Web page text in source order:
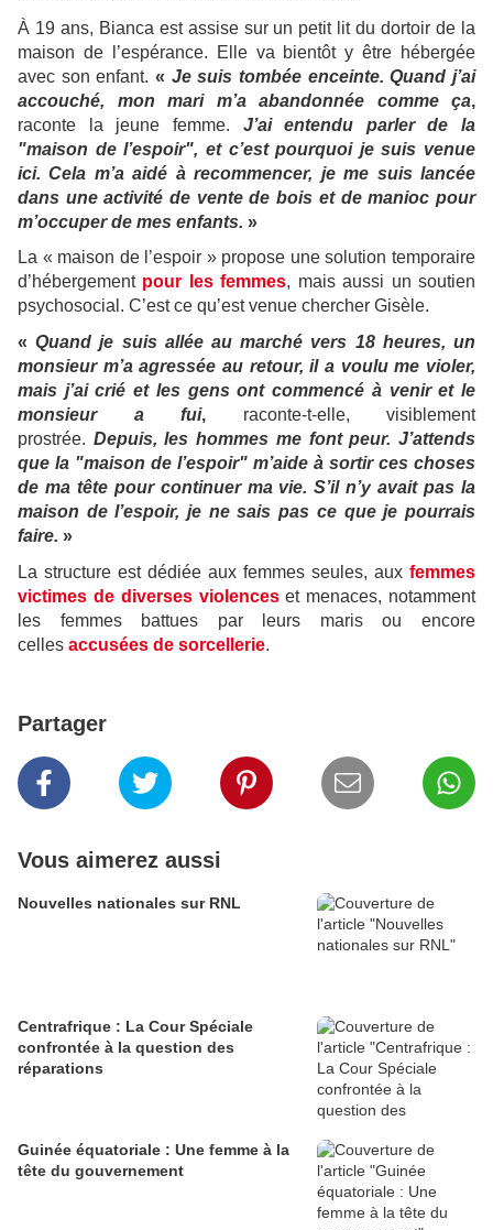
À 19 ans, Bianca est assise sur un petit lit du dortoir de la
maison de l’espérance. Elle va bientôt y être hébergée
avec son enfant. « Je suis tombée enceinte. Quand j’ai
accouché, mon mari m’a abandonnée comme ça,
raconte la jeune femme. J’ai entendu parler de la
"maison de l’espoir", et c’est pourquoi je suis venue
ici. Cela m’a aidé à recommencer, je me suis lancée
dans une activité de vente de bois et de manioc pour
m’occuper de mes enfants. »
La « maison de l’espoir » propose une solution temporaire
d’hébergement pour les femmes, mais aussi un soutien
psychosocial. C’est ce qu’est venue chercher Gisèle.
«Quand je suis allée au marché vers 18 heures, un
monsieur m’a agressée au retour, il a voulu me violer,
mais j’ai crié et les gens ont commencé à venir et le
monsieur a fui, raconte-t-elle, visiblement
prostrée. Depuis, les hommes me font peur. J’attends
que la "maison de l’espoir" m’aide à sortir ces choses
de ma tête pour continuer ma vie. S’il n’y avait pas la
maison de l’espoir, je ne sais pas ce que je pourrais
faire. »
La structure est dédiée aux femmes seules, aux femmes
victimes de diverses violenceset menaces, notamment
les femmes battues par leurs maris ou encore
celles accusées de sorcellerie.
Partager
Vous aimerez aussi
Nouvelles nationales sur RNL
Centrafrique : La Cour Spéciale
confrontée à la question des
réparations
Guinée équatoriale : Une femme à la
tête du gouvernement